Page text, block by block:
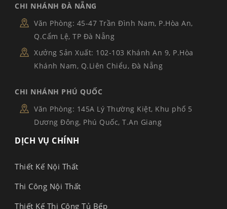
CHI NHÁNH ĐÀ NẴNG
Văn Phòng: 45-47 Trần Đình Nam, P.Hòa An,
Q.Cẩm Lệ, TP Đà Nẵng
Xưởng Sản Xuất: 102-103 Khánh An 9, P.Hòa
Khánh Nam, Q.Liên Chiểu, Đà Nẵng
CHI NHÁNH PHÚ QUỐC
Văn Phòng: 145A Lý Thường Kiệt, Khu phố 5
Dương Đông, Phú Quốc, T.An Giang
DỊCH VỤ CHÍNH
Thiết Kế Nội Thất
Thi Công Nội Thất
Thiết Kế Thi Công Tủ Bếp